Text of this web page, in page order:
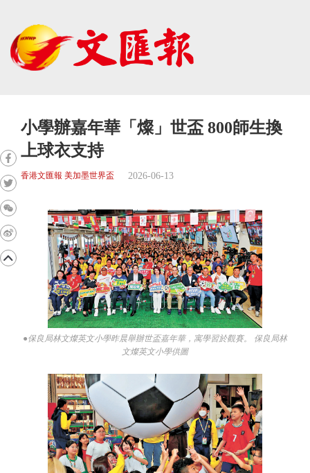
小學辦嘉年華「燦」世盃 800師生換
上球衣支持
香港文匯報 美加墨世界盃 2026-06-13
●保良局林文燦英文小學昨晨舉辦世盃嘉年華，寓學習於觀賽。 保良局林
文燦英文小學供圖